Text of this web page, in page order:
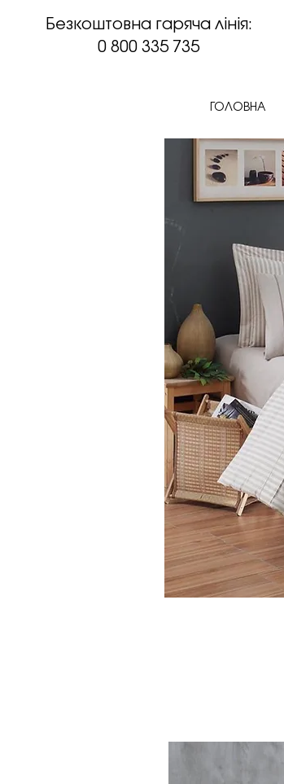
Безкоштовна гаряча лінія:
0 800 335 735
ГОЛОВНА